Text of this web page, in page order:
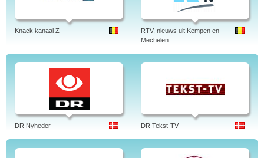
Knack kanaal Z
RTV, nieuws uit Kempen en
Mechelen
DR Nyheder DR Tekst-TV